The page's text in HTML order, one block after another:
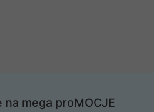
na mega proMOCJE